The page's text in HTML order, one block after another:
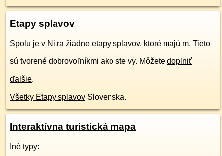
Etapy splavov
Spolu je v Nitra žiadne etapy splavov, ktoré majú m. Tieto
sú tvorené dobrovoľníkmi ako ste vy. Môžete doplniť
ďalšie.
Všetky Etapy splavov Slovenska.
Interaktívna turistická mapa
Iné typy: